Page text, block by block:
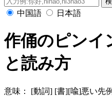
中国語 日本語
作俑のピンイ
と読み方
意味：
[動詞] [書][喩]悪い先